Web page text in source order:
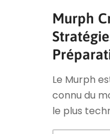
Murph
Le Murph
connu du
le plus